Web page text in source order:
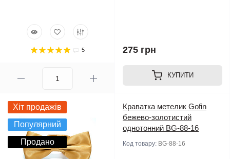
5 275 грн
КУПИТИ
Хіт продажів
Популярний
Продано
Краватка метелик Gofin
бежево-золотистий
однотонний BG-88-16
Код товару: BG-88-16